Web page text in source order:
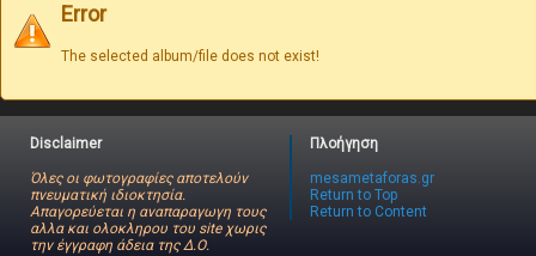
Error
The selected album/file does not exist!
Disclaimer
Όλες οι φωτογραφίες αποτελούν
πνευματική ιδιοκτησία.
Απαγορεύεται η αναπαραγωγη τους
αλλα και ολοκληρου του site χωρις
την έγγραφη άδεια της Δ.Ο.
Πλοήγηση
mesametaforas.gr
Return to Top
Return to Content